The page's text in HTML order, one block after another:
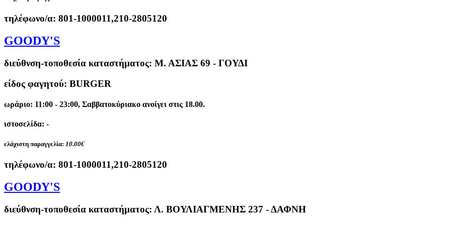
τηλέφωνο/α: 801-1000011,210-2805120
GOODY'S
διεύθνση-τοποθεσία καταστήματος: Μ. ΑΣΙΑΣ 69 - ΓΟΥΔΙ
είδος φαγητού: BURGER
ωράριο: 11:00 - 23:00, Σαββατοκύριακο ανοίγει στις 18.00.
ιστοσελίδα: -
ελάχιστη παραγγελία: 10.00€
τηλέφωνο/α: 801-1000011,210-2805120
GOODY'S
διεύθνση-τοποθεσία καταστήματος: Λ. ΒΟΥΛΙΑΓΜΕΝΗΣ 237 - ΔΑΦΝΗ